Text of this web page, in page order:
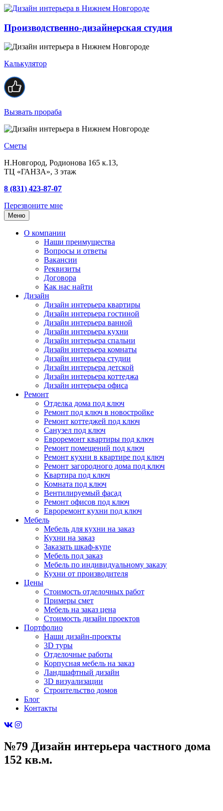
Производственно-дизайнерская студия
Калькулятор
Вызвать прораба
Сметы
Н.Новгород, Родионова 165 к.13,
ТЦ «ГАНЗА», 3 этаж
8 (831) 423-87-07
Перезвоните мне
Меню
О компании
Наши преимущества
Вопросы и ответы
Вакансии
Реквизиты
Договора
Как нас найти
Дизайн
Дизайн интерьера квартиры
Дизайн интерьера гостиной
Дизайн интерьера ванной
Дизайн интерьера кухни
Дизайн интерьера спальни
Дизайн интерьера комнаты
Дизайн интерьера студии
Дизайн интерьера детской
Дизайн интерьера коттеджа
Дизайн интерьера офиса
Ремонт
Отделка дома под ключ
Ремонт под ключ в новостройке
Ремонт коттеджей под ключ
Санузел под ключ
Евроремонт квартиры под ключ
Ремонт помещений под ключ
Ремонт кухни в квартире под ключ
Ремонт загородного дома под ключ
Квартира под ключ
Комната под ключ
Вентилируемый фасад
Ремонт офисов под ключ
Евроремонт кухни под ключ
Мебель
Мебель для кухни на заказ
Кухни на заказ
Заказать шкаф-купе
Мебель под заказ
Мебель по индивидуальному заказу
Кухни от производителя
Цены
Стоимость отделочных работ
Примеры смет
Мебель на заказ цена
Стоимость дизайн проектов
Портфолио
Наши дизайн-проекты
3D туры
Отделочные работы
Корпусная мебель на заказ
Ландшафтный дизайн
3D визуализации
Строительство домов
Блог
Контакты
№79 Дизайн интерьера частного дома
152 кв.м.